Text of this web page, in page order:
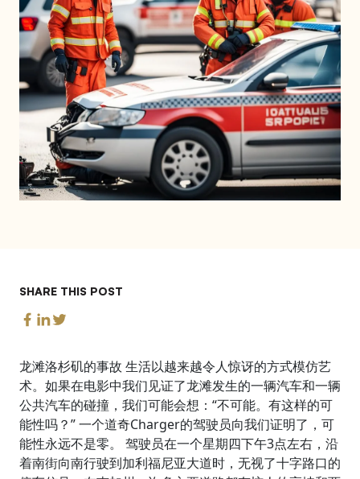
SHARE THIS POST
龙滩洛杉矶的事故 生活以越来越令人惊讶的方式模仿艺
术。如果在电影中我们见证了龙滩发生的一辆汽车和一辆
公共汽车的碰撞，我们可能会想：“不可能。有这样的可
能性吗？” 一个道奇Charger的驾驶员向我们证明了，可
能性永远不是零。 驾驶员在一个星期四下午3点左右，沿
着南街向南行驶到加利福尼亚大道时，无视了十字路口的